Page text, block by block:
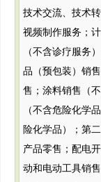
技术交流、技术
视频制作服务；
（不含诊疗服务
品（预包装）销
售；涂料销售（
（不含危险化学
险化学品）；第
产品零售；配电
动和电动工具销